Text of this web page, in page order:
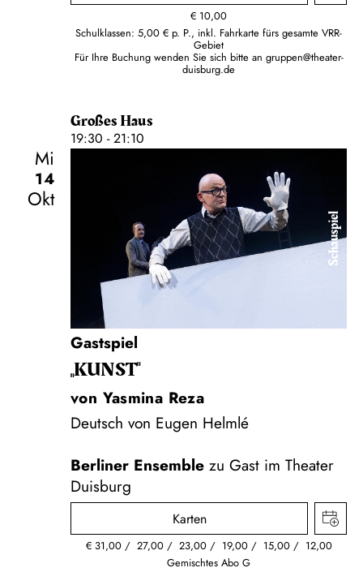
€ 10,00
Schulklassen: 5,00 € p. P., inkl. Fahrkarte fürs gesamte VRR-
Gebiet
Für Ihre Buchung wenden Sie sich bitte an gruppen@theater-
duisburg.de
Großes Haus
19:30 - 21:10
Mi
14
Okt
Schauspiel
Gastspiel
„KUNST"
von Yasmina Reza
Deutsch von Eugen Helmlé
Berliner Ensemble zu Gast im Theater
Duisburg
Karten
€ 31,00 27,00 23,00 19,00 15,00
12,00
Gemischtes Abo G